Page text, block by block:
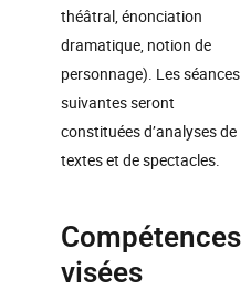
théâtral, énonciation
dramatique, notion de
personnage). Les séances
suivantes seront
constituées d’analyses de
textes et de spectacles.
Compétences
visées